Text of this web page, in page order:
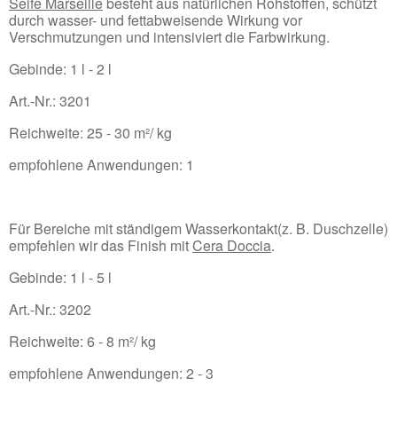
durch wasser- und fettabweisende Wirkung vor
Verschmutzungen und intensiviert die Farbwirkung.
Gebinde: 1 l - 2 l
Art.-Nr.: 3201
Reichweite: 25 - 30 m²/ kg
empfohlene Anwendungen: 1
Für Bereiche mit ständigem Wasserkontakt(z. B. Duschzelle)
empfehlen wir das Finish mitCera Doccia.
Gebinde: 1 l - 5 l
Art.-Nr.: 3202
Reichweite: 6 - 8 m²/ kg
empfohlene Anwendungen: 2 - 3